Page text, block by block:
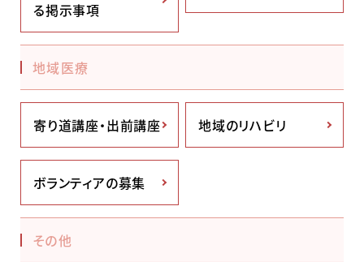
る掲示事項
地域医療
寄り道講座・出前講座 地域のリハビリ
ボランティアの募集
その他